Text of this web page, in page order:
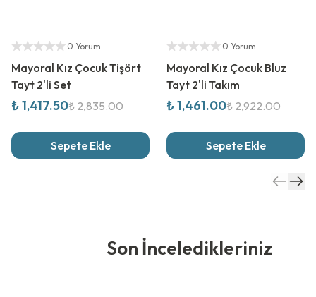
Yetkili Satıcı
0 Yorum
Mayoral Kız Çocuk Tişört
Tayt 2'li Set
₺ 1,417.50₺ 2,835.00
Sepete Ekle
Yetkili Satıcı
0 Yorum
Mayoral Kız Çocuk Bluz
Tayt 2'li Takım
₺ 1,461.00₺ 2,922.00
Sepete Ekle
Son İnceledikleriniz